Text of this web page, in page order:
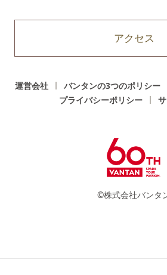
アクセス
運営会社 バンタンの3つのポリシー
プライバシーポリシー
©株式会社バンタ